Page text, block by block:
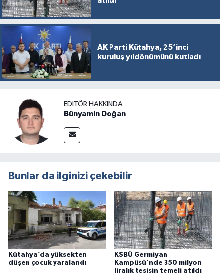
AK Parti Kütahya, 25’inci
kuruluş yıldönümünü kutladı
EDITÖR HAKKINDA
Bünyamin Doğan
Bunlar da ilginizi çekebilir
Kütahya’da yüksekten
düşen çocuk yaralandı
KSBÜ Germiyan
Kampüsü'nde 350 milyon
liralık tesisin temeli atıldı